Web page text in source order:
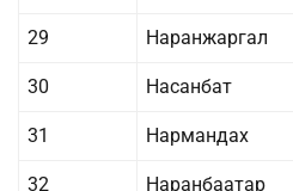
29 Наранжаргал
30 Насанбат
31 Нармандах
32 Наранбаатар